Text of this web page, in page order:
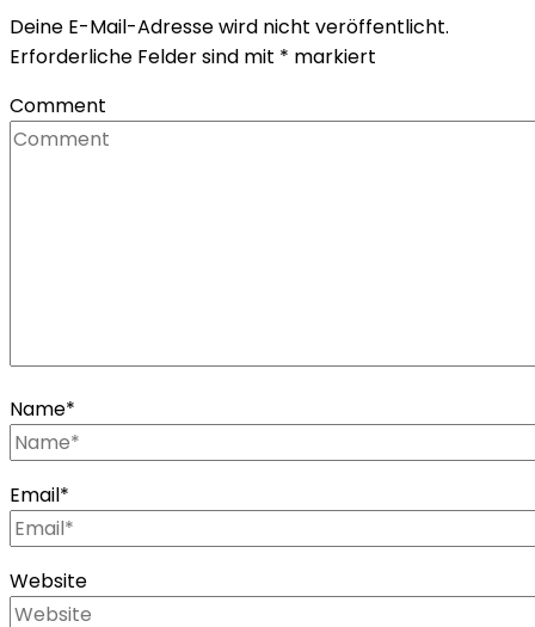
Deine E-Mail-Adresse wird nicht veröffentlicht.
Erforderliche Felder sind mit * markiert
Comment
Name*
Email*
Website